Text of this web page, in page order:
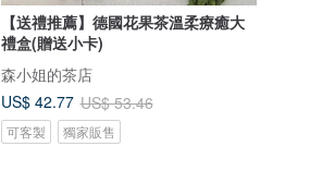
【送禮推薦】德國花果茶溫柔療癒大
禮盒(贈送小卡)
森小姐的茶店
US$ 42.77 US$ 53.46
可客製 獨家販售